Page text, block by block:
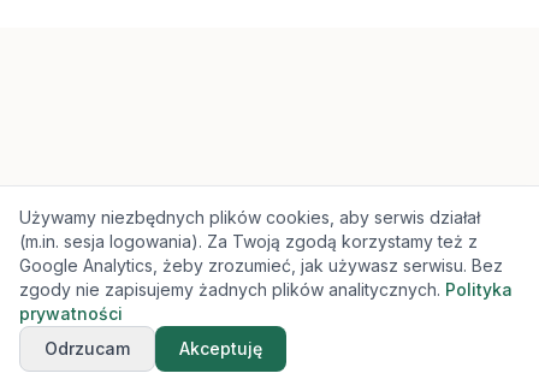
Używamy niezbędnych plików cookies, aby serwis działał
(m.in. sesja logowania). Za Twoją zgodą korzystamy też z
Google Analytics, żeby zrozumieć, jak używasz serwisu. Bez
zgody nie zapisujemy żadnych plików analitycznych. Polityka
prywatności
Odrzucam
Akceptuję